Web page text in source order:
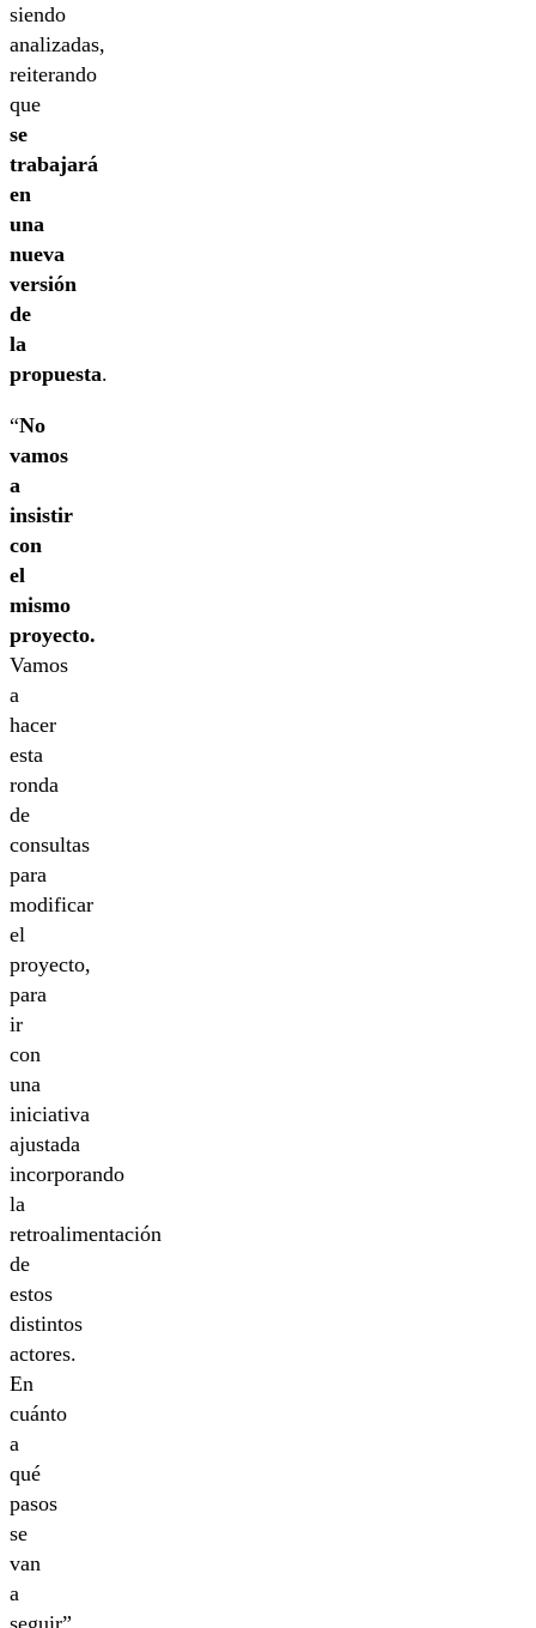
siendo
analizadas,
reiterando
que
se
trabajará
en
una
nueva
versión
de
la
propuesta.
“No
vamos
a
insistir
con
el
mismo
proyecto.
Vamos
a
hacer
esta
ronda
de
consultas
para
modificar
el
proyecto,
para
ir
con
una
iniciativa
ajustada
incorporando
la
retroalimentación
de
estos
distintos
actores.
En
cuánto
a
qué
pasos
se
van
a
seguir”,